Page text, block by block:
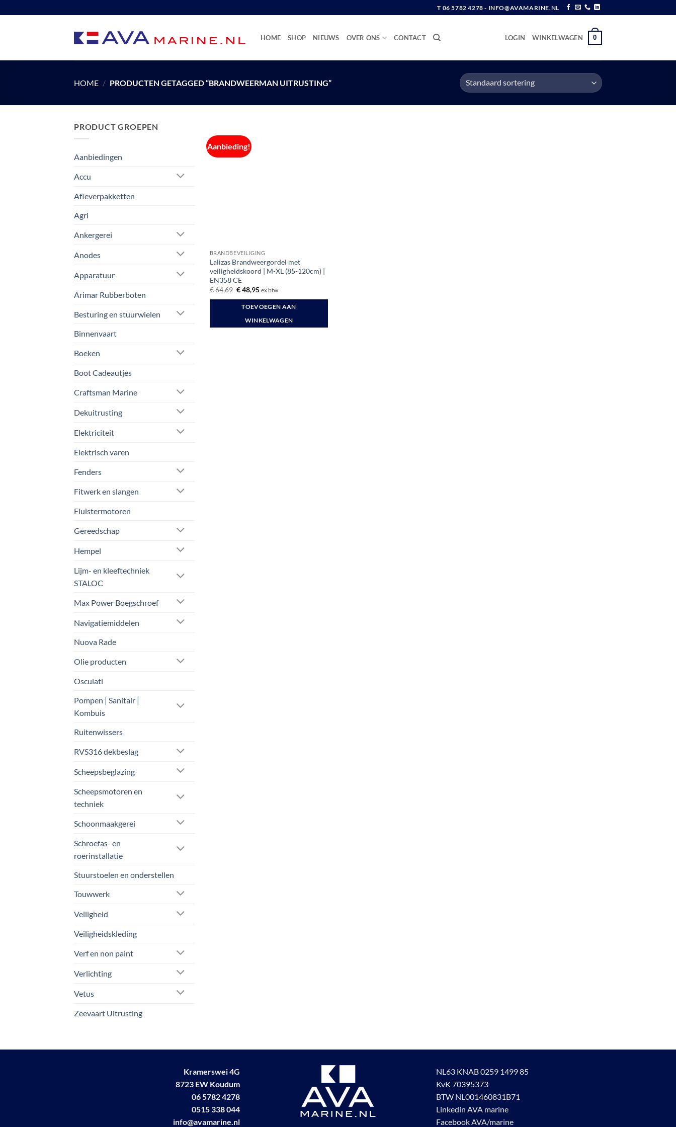
naar
T 06 5782 4278 - INFO@AVAMARINE.NL
HOME SHOP NIEUWS OVER ONS CONTACT LOGIN WINKELWAGEN 0
HOME / PRODUCTEN GETAGGED “BRANDWEERMAN UITRUSTING”
PRODUCT GROEPEN
Aanbiedingen
Accu
Afleverpakketten
Agri
Ankergerei
Anodes
Apparatuur
Arimar Rubberboten
Besturing en stuurwielen
Binnenvaart
Boeken
Boot Cadeautjes
Craftsman Marine
Dekuitrusting
Elektriciteit
Elektrisch varen
Fenders
Fitwerk en slangen
Fluistermotoren
Gereedschap
Hempel
Lijm- en kleeftechniek
STALOC
Max Power Boegschroef
Navigatiemiddelen
Nuova Rade
Olie producten
Osculati
Pompen | Sanitair |
Kombuis
Ruitenwissers
RVS316 dekbeslag
Scheepsbeglazing
Scheepsmotoren en
techniek
Schoonmaakgerei
Schroefas- en
roerinstallatie
Stuurstoelen en onderstellen
Touwwerk
Veiligheid
Veiligheidskleding
Verf en non paint
Verlichting
Vetus
Zeevaart Uitrusting
Aanbieding!
BRANDBEVEILIGING
Lalizas Brandweergordel met
veiligheidskoord | M-XL (85-120cm) |
EN358 CE
€64,69 Oorspronkelijke
prijs
was:
€ 64,69.
€48,95Huidige
is:
€ 48,95.
ex btw
TOEVOEGEN AAN
WINKELWAGEN
Kramerswei 4G
8723 EW Koudum
06 5782 4278
0515 338 044
info@avamarine.nl
NL63 KNAB 0259 1499 85
KvK 70395373
BTW NL001460831B71
Linkedin AVA marine
Facebook AVA/marine